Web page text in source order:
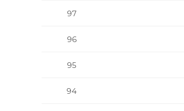
97
96
95
94